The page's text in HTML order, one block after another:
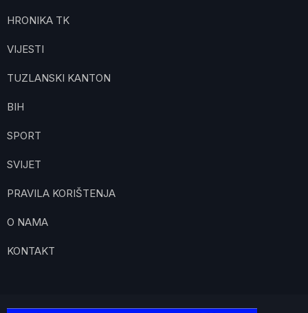
HRONIKA TK
VIJESTI
TUZLANSKI KANTON
BIH
SPORT
SVIJET
PRAVILA KORIŠTENJA
O NAMA
KONTAKT